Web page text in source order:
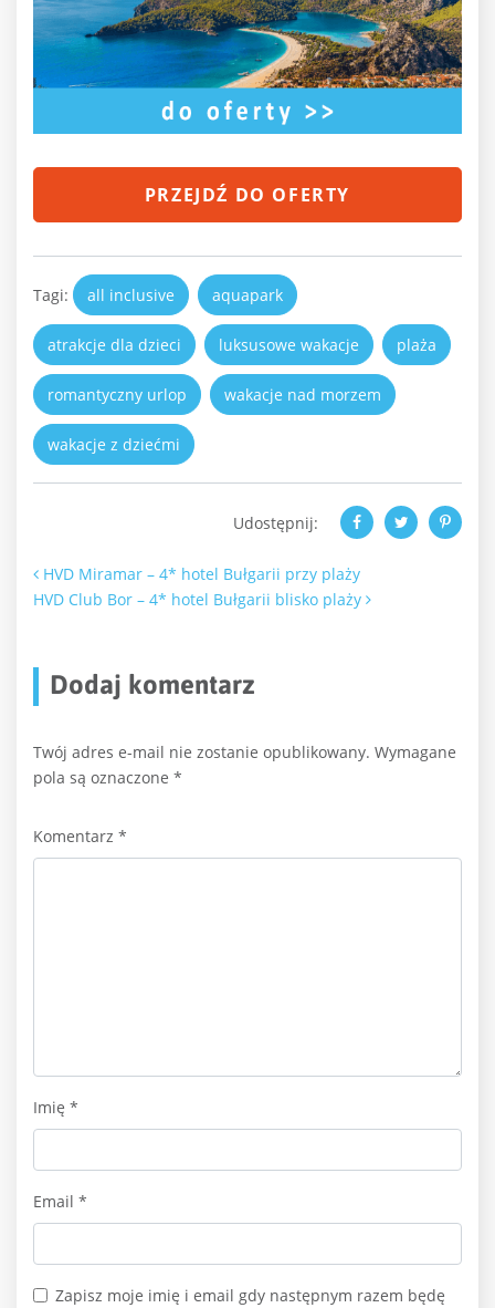
PRZEJDŹ DO OFERTY
Tagi: all inclusive aquapark
atrakcje dla dzieci luksusowe wakacje plaża
romantyczny urlop wakacje nad morzem
wakacje z dziećmi
Udostępnij:
Nawigacja po artykułach
HVD Miramar – 4* hotel Bułgarii przy plaży
HVD Club Bor – 4* hotel Bułgarii blisko plaży
Dodaj komentarz
Twój adres e-mail nie zostanie opublikowany. Wymagane
pola są oznaczone *
Komentarz *
Imię *
Email *
Zapisz moje imię i email gdy następnym razem będę